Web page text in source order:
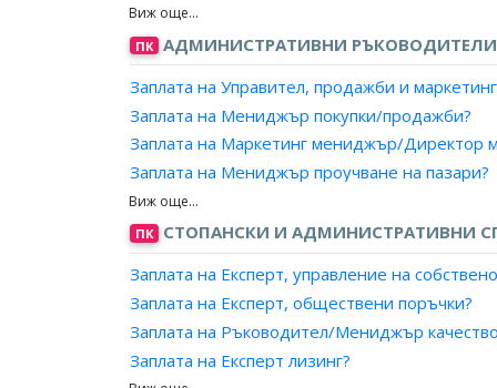
Заплата на Секретар, стилист?
Заплата на Технически секретар?
Заплата на Артистичен секретар?
ПК АДМИНИСТРАТИВНИ
Заплата на Управител, продажби и
Заплата на Мениджър покупки/продажби?
Заплата на Маркетинг мениджър/Директор
Заплата на Мениджър проучване на пазари?
Заплата на Ръководител, външнотърговска
Заплата на Ръководител, отдел по
Заплата на Ръководител, отдел по
Заплата на Мениджър на търговската
Заплата на Търговски директор?
ПК
СТОПАНСКИ И АДМИНИСТРАТИВНИ
Заплата на Експерт, управление на
Заплата на Експерт, обществени поръчки?
Заплата на Ръководител/Мениджър
Заплата на Експерт лизинг?